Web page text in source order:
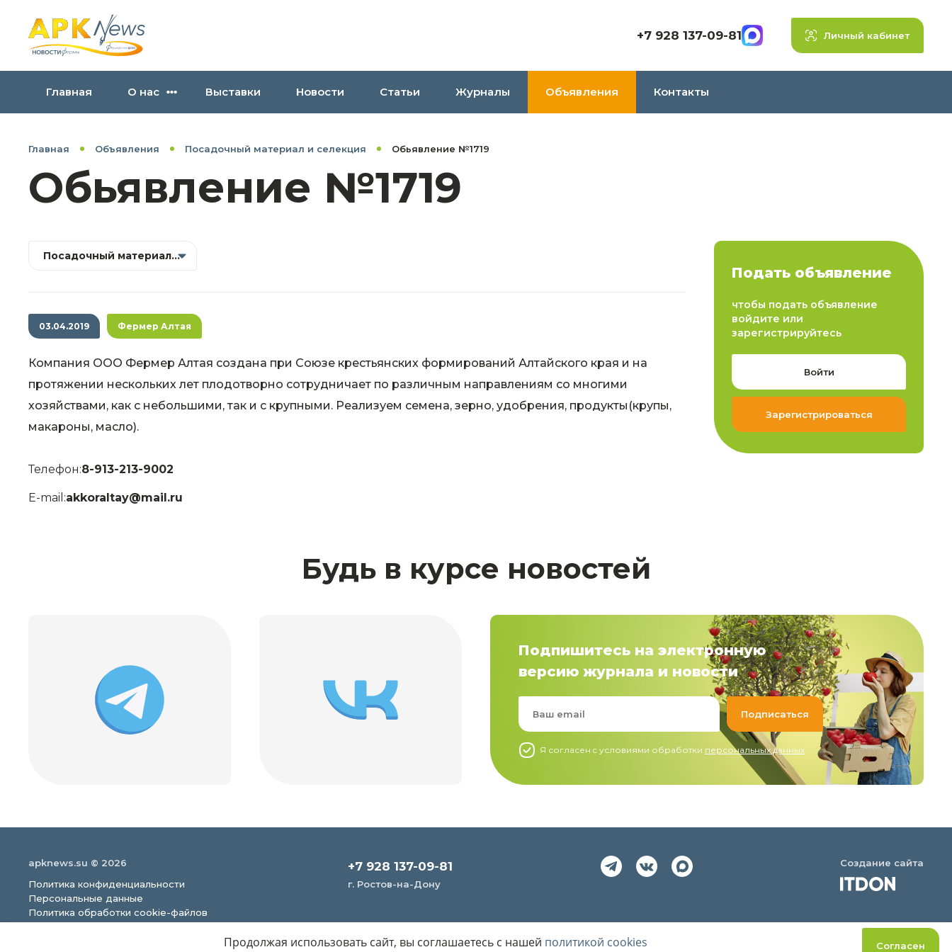
+7 928 137-09-81 Личный кабинет
Главная О нас Выставки Новости Статьи Журналы Объявления Контакты
Главная Объявления Посадочный материал и селекция Обьявление №1719
Обьявление №1719
Подать объявление
чтобы подать объявление
войдите или
зарегистрируйтесь
Войти
Зарегистрироваться
Посадочный материал и селекция
03.04.2019 Фермер Алтая
Компания ООО Фермер Алтая создана при Союзе крестьянских формирований Алтайского края и на
протяжении нескольких лет плодотворно сотрудничает по различным направлениям со многими
хозяйствами, как с небольшими, так и с крупными. Реализуем семена, зерно, удобрения, продукты(крупы,
макароны, масло).
Телефон:8-913-213-9002
E-mail:akkoraltay@mail.ru
Будь в курсе новостей
Подпишитесь на электронную
версию журнала и новости
Я согласен c условиями обработки персональных данных
apknews.su © 2026
Политика конфиденциальности
Персональные данные
Политика обработки cookie-файлов
+7 928 137-09-81
г. Ростов-на-Дону
Создание сайта
Согласен
Продолжая использовать сайт, вы соглашаетесь с нашей политикой cookies